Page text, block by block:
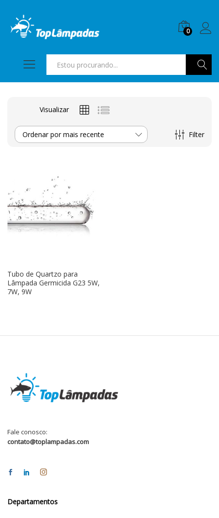
0
Visualizar
Filter
Ordenar por mais recente
Tubo de Quartzo para
Lâmpada Germicida G23 5W,
7W, 9W
Fale conosco:
contato@toplampadas.com
Departamentos